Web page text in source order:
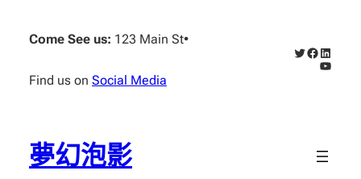
Come See us: 123 Main St•
Find us on Social Media
X Facebook
夢幻泡影